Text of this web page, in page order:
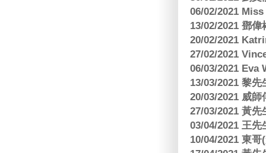
06/02/2021
13/02/2021 鄧
20/02/2021
27/02/2021
06/03/2021 Eva
13/03/2021 黎
20/03/2021 威
27/03/2021 黃
03/04/2021 王
10/04/2021 東